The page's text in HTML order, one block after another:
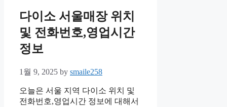
다이소 서울매장 위치
및 전화번호,영업시간
정보
1월 9, 2025 by smaile258
오늘은 서울 지역 다이소 위치 및
전화번호,영업시간 정보에 대해서